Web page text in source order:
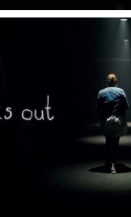
เมื่
ปเปิ้ล แต่ดันมองไม่เห็นลูกแอป
ยู่บนโต๊ะที่เดิม เหตุการณ์เริ่มส
ปรอบๆตัว และพบว่ากล้องมือถือ
าปกติมองไม่เห็นเข้าด้วยนี่สิ!! ห
Out จนได้ทั้งรางวัลทั้งคำชื่น
เกิร์ลเฟรนด์ของตัวเองอย่าง
ยเซ็นของผู้กำกับไปแล้วล่ะ เรี
ในบ้านของทั้งคู่ เรียกว่าเป็นห
ะ เดาเอาว่าคงเกิดจากไปเห็น
อนกิน จนขยายกลายเป็นพล็อต
ดีเหมือนกัน คอนเซ็ปต์นี้อาจมีคุ้
จะยังถือว่าสยองขวัญแหวกแนว
watch?
เปิดไฟนอนสิครับ บรึ๋ย
ม่ด้วยคอนเซ็ปท์ที่จัดจ้านมากๆ
ล่ๆ ตามการเปิดปิดไฟ ซึ่งไอเ
สั้นชื่อเรื่องเดียวกันของผู้กำกับ
าบางคนคงเคยได้ชมหนังสั้นสุด